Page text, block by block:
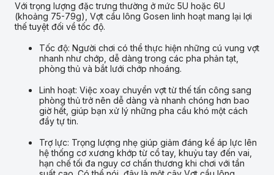
Với trọng lượng đặc trưng thường ở mức 5U hoặc 6U
(khoảng 75-79g), Vợt cầu lông Gosen linh hoạt mang lại lợi
thế tuyệt đối về tốc độ.
Tốc độ: Người chơi có thể thực hiện những cú vung vợt
nhanh như chớp, dễ dàng trong các pha phản tạt,
phòng thủ và bắt lưới chớp nhoáng.
Linh hoạt: Việc xoay chuyển vợt từ thế tấn công sang
phòng thủ trở nên dễ dàng và nhanh chóng hơn bao
giờ hết, giúp bạn xử lý những pha cầu khó một cách
đầy tự tin.
Trợ lực: Trọng lượng nhẹ giúp giảm đáng kể áp lực lên
hệ thống cơ xương khớp từ cổ tay, khuỷu tay đến vai,
hạn chế tối đa nguy cơ chấn thương khi chơi với tần